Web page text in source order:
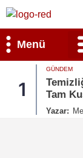
Menü
1
GÜNDEM
Tam
Yazar: